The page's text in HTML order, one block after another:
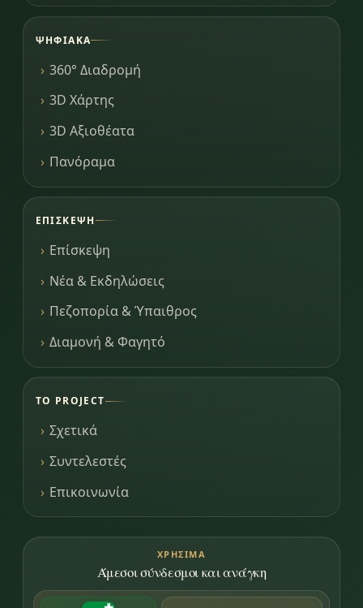
ΨΗΦΙΑΚΆ
360° Διαδρομή
3D Χάρτης
3D Αξιοθέατα
Πανόραμα
ΕΠΊΣΚΕΨΗ
Επίσκεψη
Νέα & Εκδηλώσεις
Πεζοπορία & Ύπαιθρος
Διαμονή & Φαγητό
ΤΟ PROJECT
Σχετικά
Συντελεστές
Επικοινωνία
ΧΡΉΣΙΜΑ
Άμεσοι σύνδεσμοι και ανάγκη